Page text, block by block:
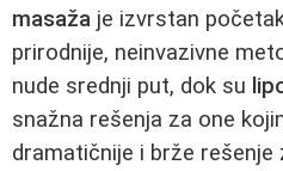
masaža je izvrstan
prirodnije, neinvazivne
nude srednji put, dok su
snažna rešenja za one
dramatičnije i brže rešenje